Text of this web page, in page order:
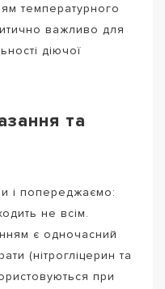
температурного
важливо для
діючої
та
і попереджаємо:
не всім.
є одночасний
(нітрогліцерин та
при